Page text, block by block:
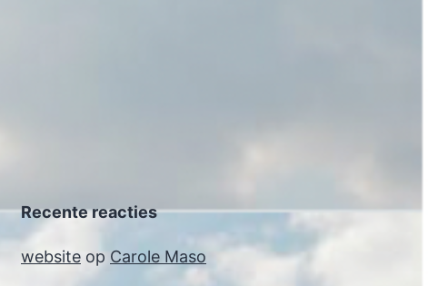
Recente reacties
website op Carole Maso